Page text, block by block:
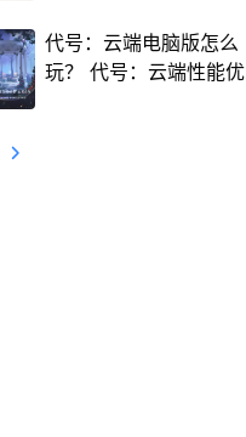
代号：云端电脑版怎么
玩？ 代号：云端性能优